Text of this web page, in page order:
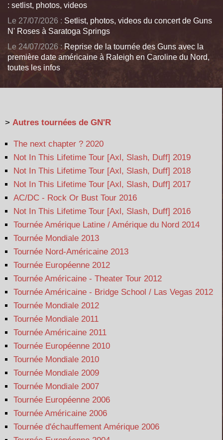
: setlist, photos, videos
Le 27/07/2026 : Setlist, photos, videos du concert de Guns
N' Roses à Saratoga Springs
Le 24/07/2026 : Reprise de la tournée des Guns avec la
première date américaine à Raleigh en Caroline du Nord,
toutes les infos
> Autres tournées de GN'R
The next chapter ? 2020
Not In This Lifetime Tour [Axl, Slash, Duff] 2019
Not In This Lifetime Tour [Axl, Slash, Duff] 2018
Not In This Lifetime Tour [Axl, Slash, Duff] 2017
AC/DC - Rock Or Bust Tour 2016
Not In This Lifetime Tour [Axl, Slash, Duff] 2016
Tournée Amérique Latine / Amérique du Nord 2014
Tournée Mondiale 2013
Tournée Nord-Américaine 2013
Tournée Européenne 2012
Tournée Américaine - Theater Tour 2012
Tournée Américaine - Bridge School / Las Vegas 2012
Tournée Mondiale 2012
Tournée Mondiale 2011
Tournée Américaine 2011
Tournée Européenne 2010
Tournée Mondiale 2010
Tournée Mondiale 2009
Tournée Mondiale 2007
Tournée Européenne 2006
Tournée Américaine 2006
Tournée d'échauffement Amérique 2006